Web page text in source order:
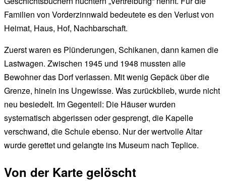
Familien von Vorderzinnwald bedeutete es den Verlust von
Heimat, Haus, Hof, Nachbarschaft.
Zuerst waren es Plünderungen, Schikanen, dann kamen die
Lastwagen. Zwischen 1945 und 1948 mussten alle
Bewohner das Dorf verlassen. Mit wenig Gepäck über die
Grenze, hinein ins Ungewisse. Was zurückblieb, wurde nicht
neu besiedelt. Im Gegenteil: Die Häuser wurden
systematisch abgerissen oder gesprengt, die Kapelle
verschwand, die Schule ebenso. Nur der wertvolle Altar
wurde gerettet und gelangte ins Museum nach Teplice.
Von der Karte gelöscht